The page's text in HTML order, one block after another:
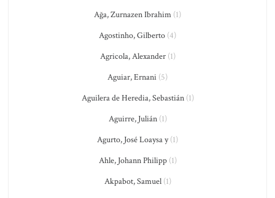
Ağa, Zurnazen Ibrahim (1)
Agostinho, Gilberto (4)
Agricola, Alexander(1)
Aguiar, Ernani (5)
Aguilera de Heredia, Sebastián(1)
Aguirre, Julián(1)
Agurto, José Loaysa y(1)
Ahle, Johann Philipp(1)
Akpabot, Samuel(1)